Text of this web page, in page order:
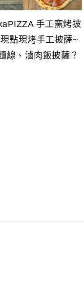
手工窯烤披
點現烤手工披薩~
線、滷肉飯披薩？